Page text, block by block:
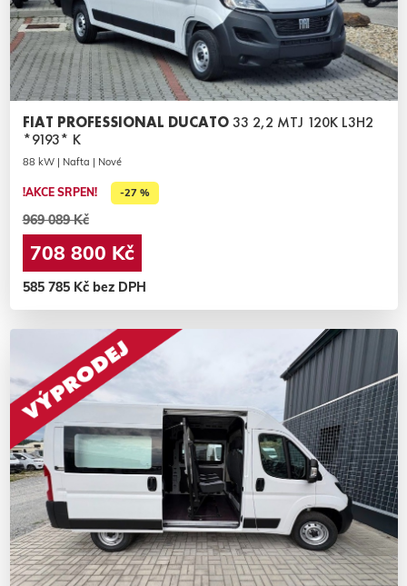
FIAT PROFESSIONAL DUCATO33 2,2 MTJ 120K L3H2
*9193* K
88 kW | Nafta | Nové
!AKCE SRPEN! -27 %
969 089 Kč
708 800 Kč
585 785 Kč bez DPH